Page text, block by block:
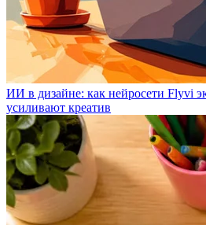
ИИ в дизайне: как нейросети Flyvi
усиливают креатив